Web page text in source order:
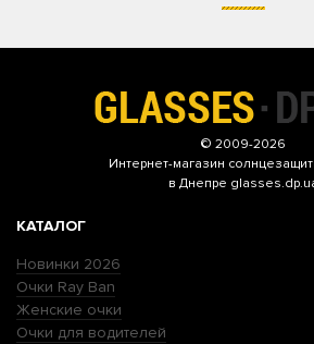
© 2009-2026
Интернет-магазин
в Днепре
КАТАЛОГ
Новинки 2026
Очки Ray Ban
Женские очки
Очки для водителей